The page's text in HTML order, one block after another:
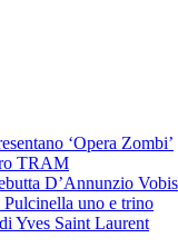
‘Opera Zombi’
TRAM
D’Annunzio Vobis
uno e trino
Yves Saint Laurent